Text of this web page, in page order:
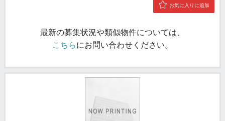
お気に入りに追加
最新の募集状況や類似物件については、
こちらにお問い合わせください。